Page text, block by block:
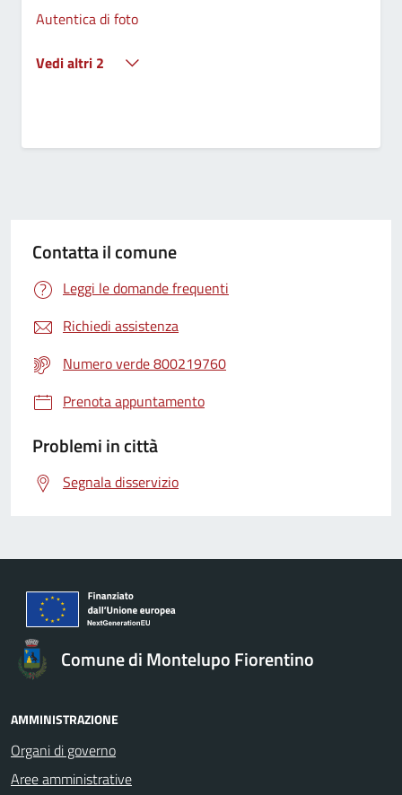
Autentica di foto
Vedi altri 2
Contatta il comune
Leggi le domande frequenti
Richiedi assistenza
Numero verde 800219760
Prenota appuntamento
Problemi in città
Segnala disservizio
Comune di Montelupo Fiorentino
AMMINISTRAZIONE
Organi di governo
Aree amministrative